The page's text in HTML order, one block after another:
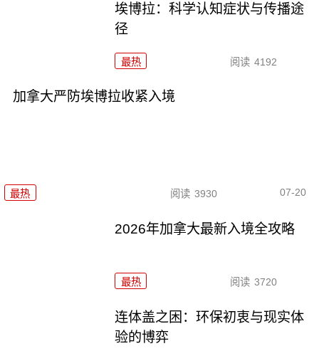
埃博拉：科学认知症状与传播途
径
最热 阅读 4192
加拿大严防埃博拉收紧入境
最热 阅读 3930 07-20
2026年加拿大最新入境全攻略
最热 阅读 3720
连体盖之困：环保初衷与现实体
验的博弈